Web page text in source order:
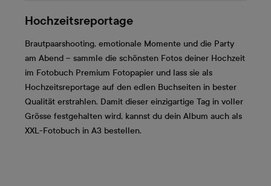
Hochzeitsreportage
Brautpaarshooting, emotionale Momente und die Party
am Abend – sammle die schönsten Fotos deiner Hochzeit
im Fotobuch Premium Fotopapier und lass sie als
Hochzeitsreportage auf den edlen Buchseiten in bester
Qualität erstrahlen. Damit dieser einzigartige Tag in voller
Grösse festgehalten wird, kannst du dein Album auch als
XXL-Fotobuch in A3 bestellen.